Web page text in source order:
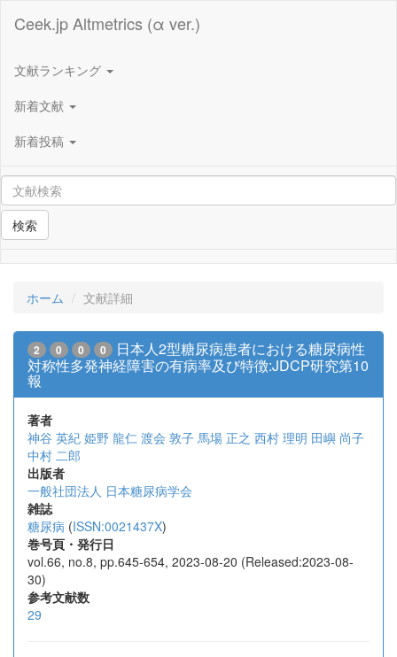
Ceek.jp Altmetrics (α ver.)
文献ランキング
新着文献
新着投稿
検索
ホーム 文献詳細
2 0 0 0
日本人2型糖尿病患者における糖尿病性
対称性多発神経障害の有病率及び特徴:JDCP研究第10
報
著者
神谷 英紀 姫野 龍仁 渡会 敦子 馬場 正之 西村 理明 田嶼 尚子
中村 二郎
出版者
一般社団法人 日本糖尿病学会
雑誌
糖尿病 (ISSN:0021437X)
巻号頁・発行日
vol.66, no.8, pp.645-654, 2023-08-20 (Released:2023-08-
30)
参考文献数
29